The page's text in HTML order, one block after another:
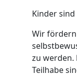
Kinder
Wir
zu werden.
Teilhabe